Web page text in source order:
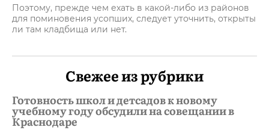
Поэтому, прежде чем ехать в какой-либо из районов
для поминовения усопших, следует уточнить, открыты
ли там кладбища или нет.
Свежее из рубрики
Готовность школ и детсадов к новому
учебному году обсудили на совещании в
Краснодаре